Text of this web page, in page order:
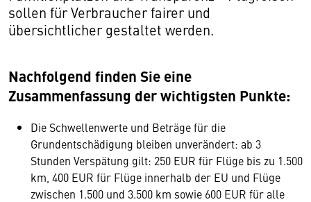
sollen für Verbraucher fairer und
übersichtlicher gestaltet werden.
Nachfolgend finden Sie eine
Zusammenfassung der wichtigsten Punkte:
Die Schwellenwerte und Beträge für die
Grundentschädigung bleiben unverändert: ab 3
Stunden Verspätung gilt: 250 EUR für Flüge bis zu 1.500
km, 400 EUR für Flüge innerhalb der EU und Flüge
zwischen 1.500 und 3.500 km sowie 600 EUR für alle